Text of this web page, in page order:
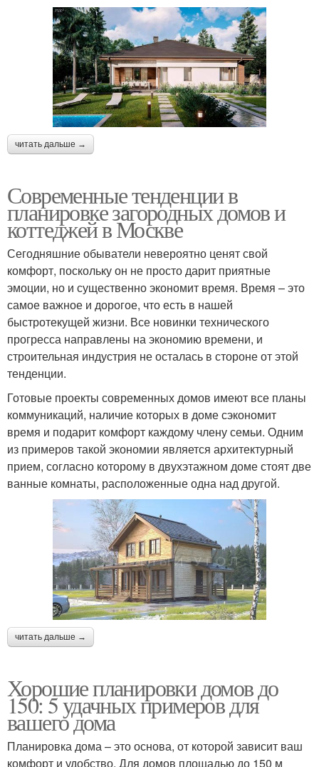
читать дальше →
Современные тенденции в
планировке загородных домов и
коттеджей в Москве
Сегодняшние обыватели невероятно ценят свой
комфорт, поскольку он не просто дарит приятные
эмоции, но и существенно экономит время. Время – это
самое важное и дорогое, что есть в нашей
быстротекущей жизни. Все новинки технического
прогресса направлены на экономию времени, и
строительная индустрия не осталась в стороне от этой
тенденции.
Готовые проекты современных домов имеют все планы
коммуникаций, наличие которых в доме сэкономит
время и подарит комфорт каждому члену семьи. Одним
из примеров такой экономии является архитектурный
прием, согласно которому в двухэтажном доме стоят две
ванные комнаты, расположенные одна над другой.
читать дальше →
Хорошие планировки домов до
150: 5 удачных примеров для
вашего дома
Планировка дома – это основа, от которой зависит ваш
комфорт и удобство. Для домов площадью до 150 м